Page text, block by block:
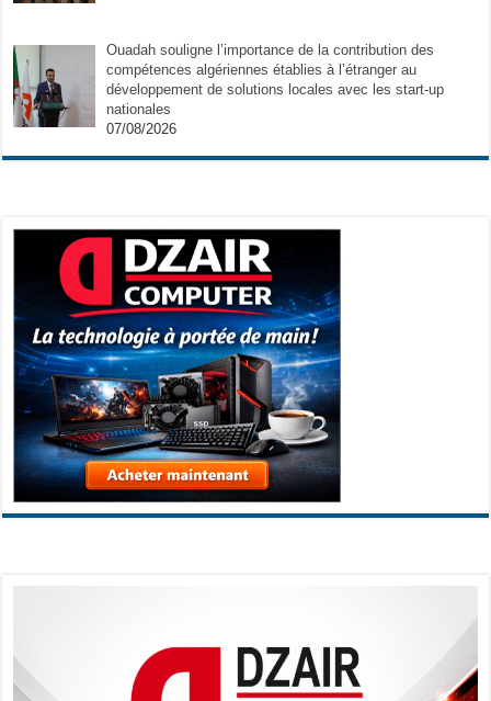
Ouadah souligne l’importance de la contribution des
compétences algériennes établies à l’étranger au
développement de solutions locales avec les start-up
nationales
07/08/2026